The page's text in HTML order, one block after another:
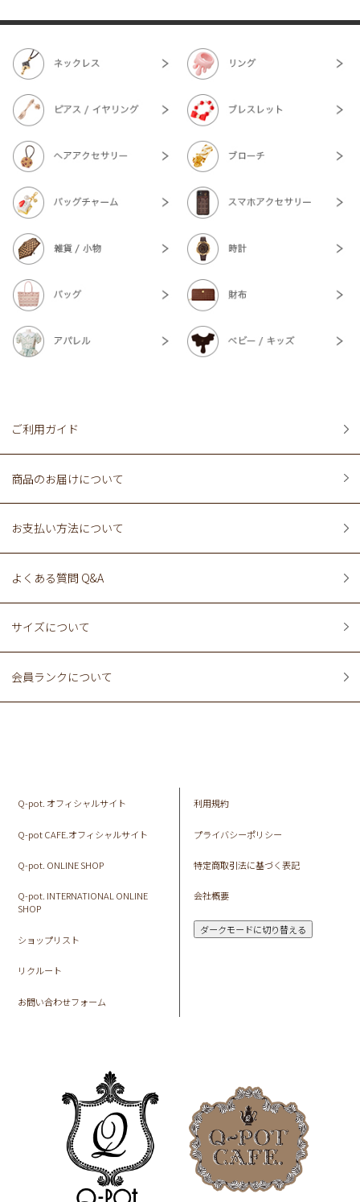
ご利用ガイド
商品のお届けについて
お支払い方法について
よくある質問 Q&A
サイズについて
会員ランクについて
Q-pot. オフィシャルサイト
Q-pot CAFE.オフィシャルサイト
Q-pot. ONLINE SHOP
Q-pot. INTERNATIONAL ONLINE
SHOP
ショップリスト
リクルート
お問い合わせフォーム
利用規約
プライバシーポリシー
特定商取引法に基づく表記
会社概要
ダークモードに切り替える